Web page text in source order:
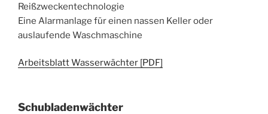
Reißzweckentechnologie
Eine Alarmanlage für einen nassen Keller oder
auslaufende Waschmaschine
Arbeitsblatt Wasserwächter [PDF]
Schubladenwächter